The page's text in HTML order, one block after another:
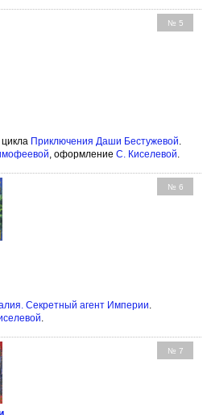
№ 5
Приключения Даши Бестужевой.
, оформление С. Киселевой.
№ 6
Секретный агент Империи
№ 7